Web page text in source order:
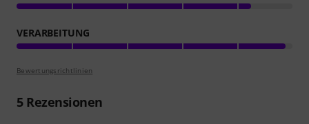
VERARBEITUNG
Bewertungsrichtlinien
5Rezensionen